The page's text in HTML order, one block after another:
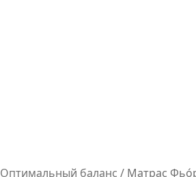
Оптимальный баланс / Матрас